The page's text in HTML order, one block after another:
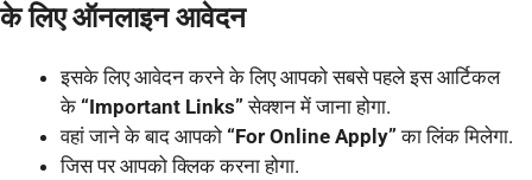
के लिए ऑनलाइन आवेदन
इसके लिए आवेदन करने के लिए आपको सबसे पहले इस आर्टिकल
के “Important Links”सेक्शन में जाना होगा.
वहां जाने के बाद आपको “For Online Apply” का लिंक मिलेगा.
जिस पर आपको क्लिक करना होगा.